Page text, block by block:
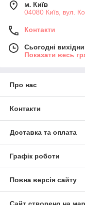
м. Київ
04080 Київ, вул.
Контакти
Сьогодні
Показати весь
Про нас
Контакти
Доставка та оплата
Графік роботи
Повна версія сайту